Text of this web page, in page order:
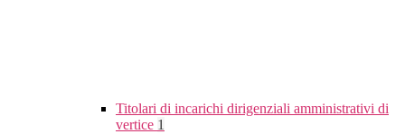
Titolari di incarichi dirigenziali amministrativi di
vertice 1